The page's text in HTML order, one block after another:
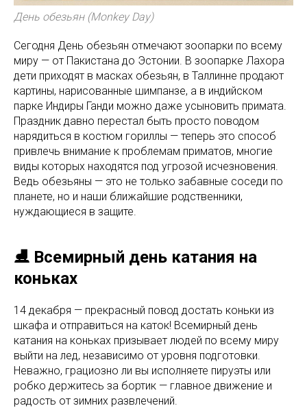
День обезьян (Monkey Day)
Сегодня День обезьян отмечают зоопарки по всему
миру — от Пакистана до Эстонии. В зоопарке Лахора
дети приходят в масках обезьян, в Таллинне продают
картины, нарисованные шимпанзе, а в индийском
парке Индиры Ганди можно даже усыновить примата.
Праздник давно перестал быть просто поводом
нарядиться в костюм гориллы — теперь это способ
привлечь внимание к проблемам приматов, многие
виды которых находятся под угрозой исчезновения.
Ведь обезьяны — это не только забавные соседи по
планете, но и наши ближайшие родственники,
нуждающиеся в защите.
⛸️ Всемирный день катания на
коньках
14 декабря — прекрасный повод достать коньки из
шкафа и отправиться на каток! Всемирный день
катания на коньках призывает людей по всему миру
выйти на лед, независимо от уровня подготовки.
Неважно, грациозно ли вы исполняете пируэты или
робко держитесь за бортик — главное движение и
радость от зимних развлечений.